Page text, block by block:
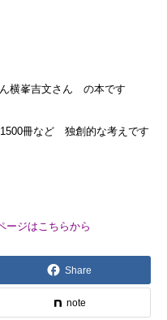
横峯吉文さん の本です
冊など 独創的な考えです
ージはこちらから
Share
note